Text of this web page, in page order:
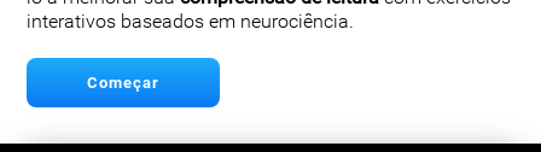
interativos baseados em neurociência.
Começar